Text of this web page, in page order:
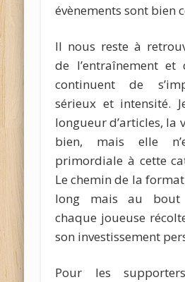
évènements sont bien
Il nous reste à
de l’entraînement
continuent de
sérieux et intensité.
longueur d’articles, la
bien, mais elle
primordiale à cette
Le chemin de la
long mais au bout
chaque joueuse
son investissement
Pour les